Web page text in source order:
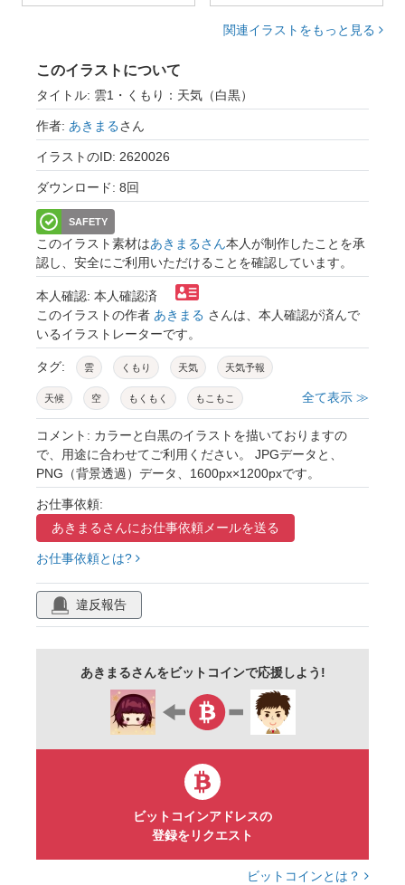
関連イラストをもっと見る
このイラストについて
タイトル: 雲1・くもり：天気（白黒）
作者: あきまるさん
イラストのID: 2620026
ダウンロード: 8回
SAFETY
このイラスト素材はあきまるさん本人が制作したことを承
認し、安全にご利用いただけることを確認しています。
本人確認: 本人確認済
このイラストの作者 あきまる さんは、本人確認が済んで
いるイラストレーターです。
タグ: 雲 くもり 天気 天気予報
天候 空 もくもく もこもこ
かわいい シンプル アイコン おたより
イラスト 挿絵 素材 商用フリー
白黒
全て表示 ≫
コメント: カラーと白黒のイラストを描いておりますの
で、用途に合わせてご利用ください。 JPGデータと、
PNG（背景透過）データ、1600px×1200pxです。
お仕事依頼:
あきまるさんにお仕事依頼メールを送る
お仕事依頼とは?
違反報告
あきまるさんをビットコインで応援しよう!
ビットコインアドレスの
登録をリクエスト
ビットコインとは？